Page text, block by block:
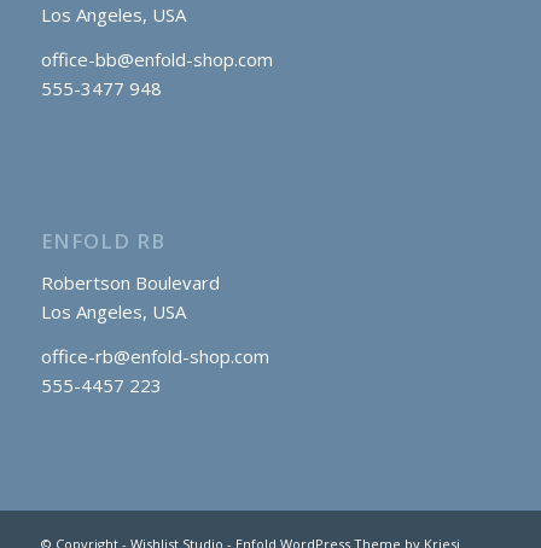
Los Angeles, USA
office-bb@enfold-shop.com
555-3477 948
ENFOLD RB
Robertson Boulevard
Los Angeles, USA
office-rb@enfold-shop.com
555-4457 223
© Copyright - Wishlist Studio - Enfold WordPress Theme by Kriesi